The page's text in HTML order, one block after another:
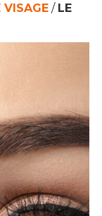
VISAGE / LE